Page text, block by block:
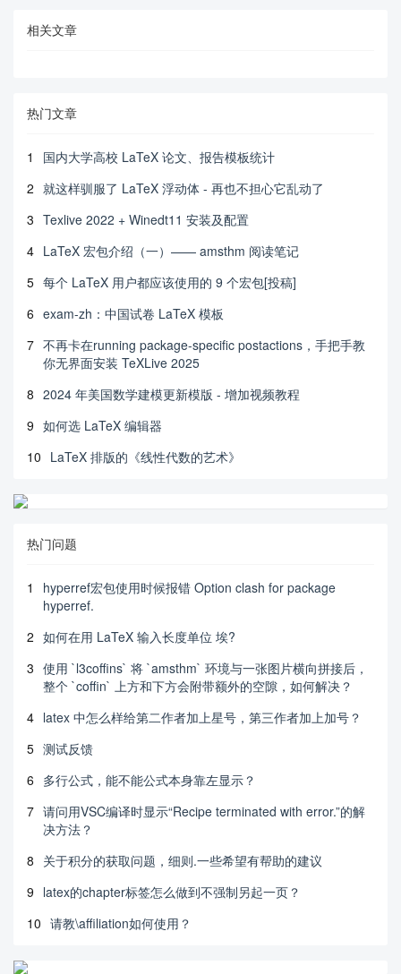
相关文章
热门文章
1
国内大学高校 LaTeX 论文、报告模板统计
2 就这样驯服了 LaTeX 浮动体 - 再也不担心它乱动了
3 Texlive 2022 + Winedt11 安装及配置
4 LaTeX 宏包介绍（一）—— amsthm 阅读笔记
5 每个 LaTeX 用户都应该使用的 9 个宏包[投稿]
6 exam-zh：中国试卷 LaTeX 模板
7 不再卡在running package-specific postactions，手把手教
你无界面安装 TeXLive 2025
8 2024 年美国数学建模更新模版 - 增加视频教程
9 如何选 LaTeX 编辑器
10 LaTeX 排版的《线性代数的艺术》
热门问题
1
hyperref宏包使用时候报错 Option clash for package
hyperref.
2 如何在用 LaTeX 输入长度单位 埃?
3 使用 `l3coffins` 将 `amsthm` 环境与一张图片横向拼接后，
整个 `coffin` 上方和下方会附带额外的空隙，如何解决？
4 latex 中怎么样给第二作者加上星号，第三作者加上加号？
5 测试反馈
6 多行公式，能不能公式本身靠左显示？
7 请问用VSC编译时显示“Recipe terminated with error.”的解
决方法？
8 关于积分的获取问题，细则.一些希望有帮助的建议
9 latex的chapter标签怎么做到不强制另起一页？
10 请教\affiliation如何使用？